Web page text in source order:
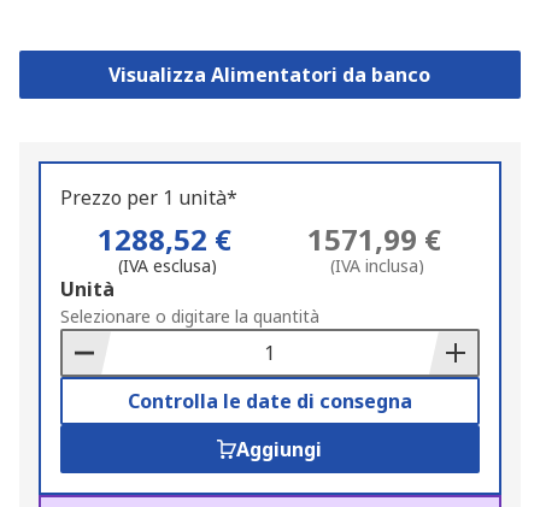
Visualizza Alimentatori da banco
Prezzo per 1 unità*
1288,52 €
(IVA esclusa)
1571,99 €
(IVA inclusa)
Add
to
Basket
Unità
Selezionare o digitare la quantità
Controlla le date di consegna
Aggiungi